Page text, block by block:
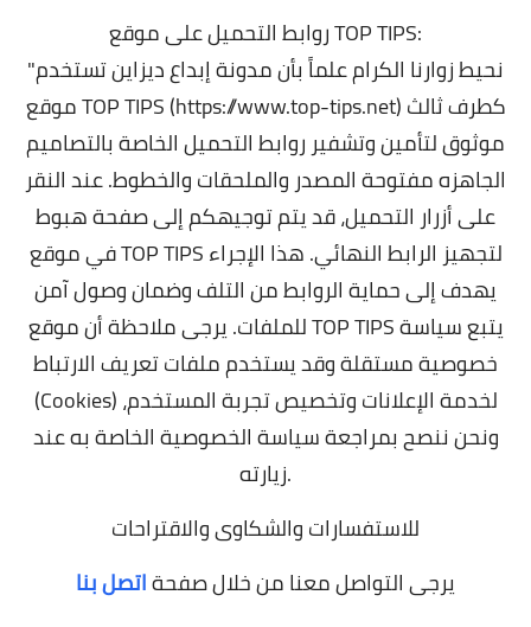
روابط التحميل على موقع TOP TIPS:
"نحيط زوارنا الكرام علماً بأن مدونة إبداع ديزاين تستخدم
موقع TOP TIPS (https://www.top-tips.net) كطرف ثالث
موثوق لتأمين وتشفير روابط التحميل الخاصة بالتصاميم
الجاهزه مفتوحة المصدر والملحقات والخطوط. عند النقر
على أزرار التحميل، قد يتم توجيهكم إلى صفحة هبوط
في موقع TOP TIPS لتجهيز الرابط النهائي. هذا الإجراء
يهدف إلى حماية الروابط من التلف وضمان وصول آمن
للملفات. يرجى ملاحظة أن موقع TOP TIPS يتبع سياسة
خصوصية مستقلة وقد يستخدم ملفات تعريف الارتباط
(Cookies) لخدمة الإعلانات وتخصيص تجربة المستخدم،
ونحن ننصح بمراجعة سياسة الخصوصية الخاصة به عند
زيارته.
للاستفسارات والشكاوى والاقتراحات
يرجى التواصل معنا من خلال صفحةاتصل بنا